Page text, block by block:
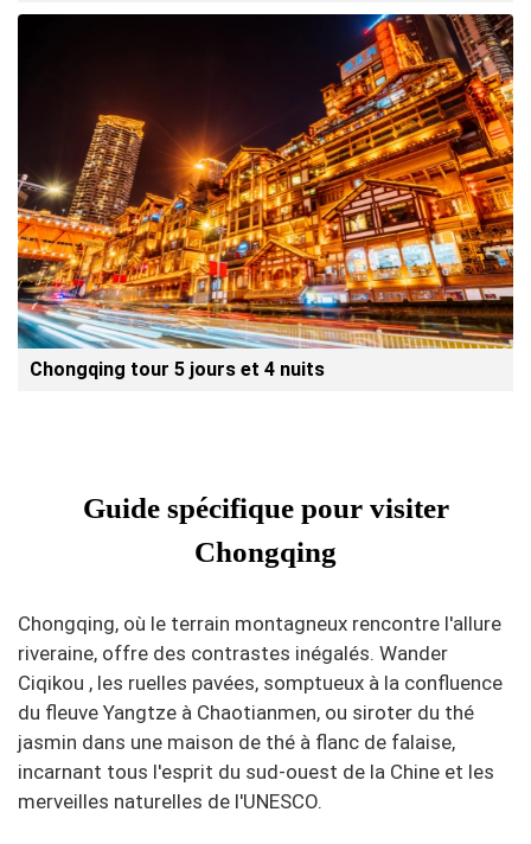
Chongqing tour 5 jours et 4 nuits
Guide spécifique pour visiter
Chongqing
Chongqing, où le terrain montagneux rencontre l'allure
riveraine, offre des contrastes inégalés. Wander
Ciqikou , les ruelles pavées, somptueux à la confluence
du fleuve Yangtze à Chaotianmen, ou siroter du thé
jasmin dans une maison de thé à flanc de falaise,
incarnant tous l'esprit du sud-ouest de la Chine et les
merveilles naturelles de l'UNESCO.